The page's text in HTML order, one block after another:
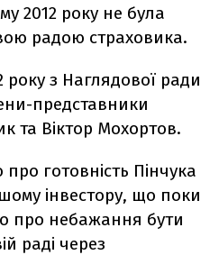
2012 року не була
радою страховика.
року з Наглядової ради
представники
та Віктор Мохортов.
готовність Пінчука
інвестору, що поки
про небажання бути
раді через